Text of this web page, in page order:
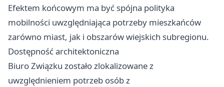
Efektem końcowym ma być spójna polityka
mobilności uwzględniająca potrzeby mieszkańców
zarówno miast, jak i obszarów wiejskich subregionu.
Dostępność architektoniczna
Biuro Związku zostało zlokalizowane z
uwzględnieniem potrzeb osób z